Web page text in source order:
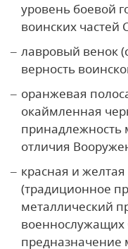
уровень боевой
воинских частей
лавровый венок
верность
оранжевая
окаймленная
принадлежность
отличия
красная и
(традиционное
металлический
военнослужащих
предназначение